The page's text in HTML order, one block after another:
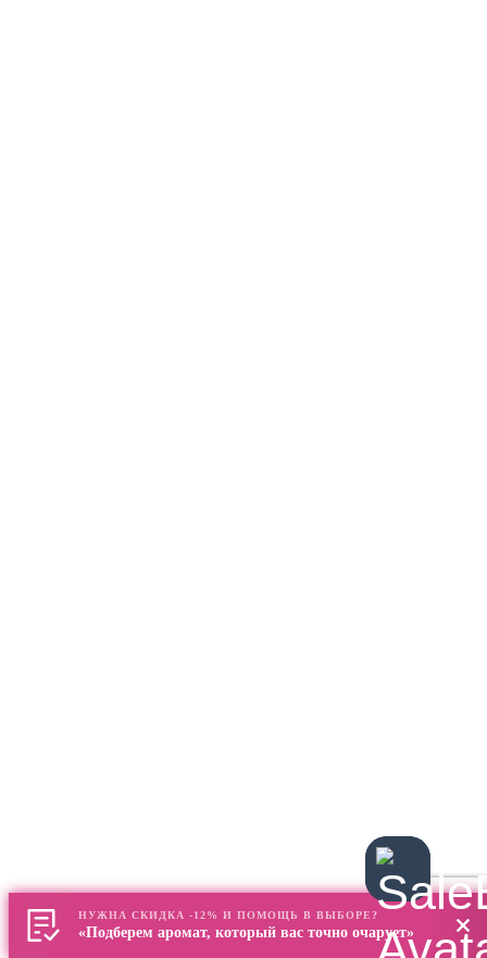
НУЖНА СКИДКА -12% И ПОМОЩЬ В ВЫБОРЕ?
«Подберем аромат, который вас точно очарует»